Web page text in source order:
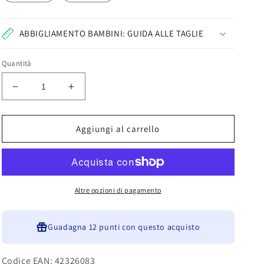
ABBIGLIAMENTO BAMBINI: GUIDA ALLE TAGLIE
Quantità
Diminuisci
quantità
per
Pantalocini
In
Aumenta
quantità
per
Ativo
Pantalocini
Nero
In
Cotone
Aggiungi al carrello
Altre opzioni di pagamento
Guadagna 12 punti con questo acquisto
Codice EAN: 42326083